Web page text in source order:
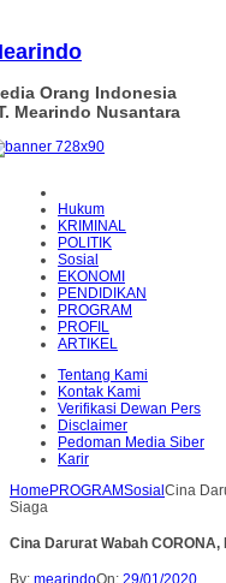
Orang Indonesia
Mearindo Nusantara
Hukum
KRIMINAL
POLITIK
Sosial
EKONOMI
PENDIDIKAN
PROGRAM
PROFIL
ARTIKEL
Tentang Kami
Kontak Kami
Verifikasi Dewan Pers
Disclaimer
Pedoman Media Siber
Karir
Home PROGRAMSosial Cina
Siaga
Cina Darurat Wabah
By: mearindoOn: 29/01/2020